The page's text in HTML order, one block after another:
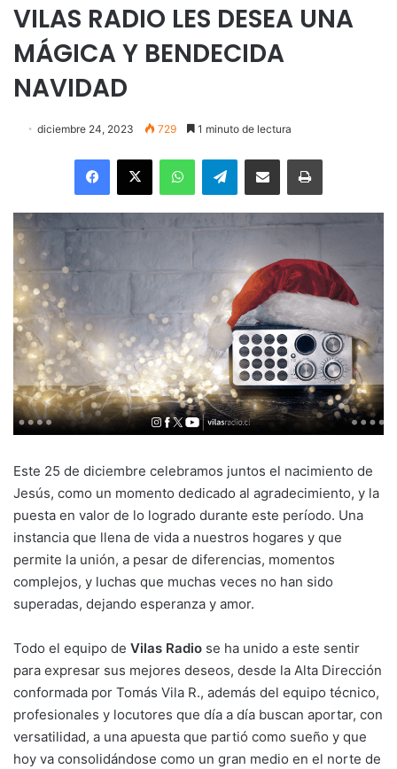
VILAS RADIO LES DESEA UNA
MÁGICA Y BENDECIDA
NAVIDAD
diciembre 24, 2023 729 1 minuto de lectura
Facebook
X WhatsAppTelegramEnviar vía email Imprimir
Este 25 de diciembre celebramos juntos el nacimiento de
Jesús, como un momento dedicado al agradecimiento, y la
puesta en valor de lo logrado durante este período. Una
instancia que llena de vida a nuestros hogares y que
permite la unión, a pesar de diferencias, momentos
complejos, y luchas que muchas veces no han sido
superadas, dejando esperanza y amor.
Todo el equipo de Vilas Radio se ha unido a este sentir
para expresar sus mejores deseos, desde la Alta Dirección
conformada por Tomás Vila R., además del equipo técnico,
profesionales y locutores que día a día buscan aportar, con
versatilidad, a una apuesta que partió como sueño y que
hoy va consolidándose como un gran medio en el norte de